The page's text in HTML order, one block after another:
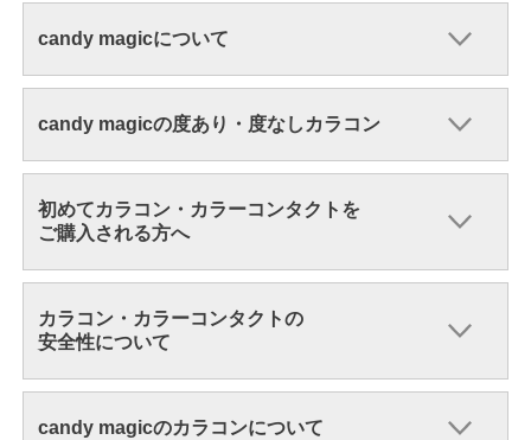
candy magicについて
candy magicの度あり・度なしカラコン
初めてカラコン・カラーコンタクトを
ご購入される方へ
カラコン・カラーコンタクトの
安全性について
candy magicのカラコンについて